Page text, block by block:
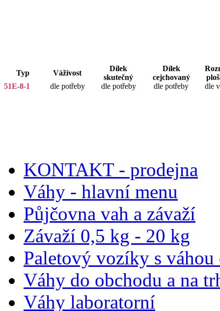
Typ Váživost
Dílek
skutečný
Dílek
cejchovaný
51E-8-1
dle potřeby dle potřeby dle potřeby dle
KONTAKT - prodejna
Váhy - hlavní menu
Půjčovna vah a závaží
Závaží 0,5 kg - 20 kg
Paletový vozíky s
Váhy do obchodu a na
Váhy laboratorní